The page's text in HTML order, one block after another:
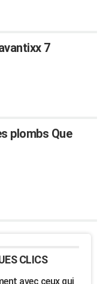
7
plombs Que
CLICS
avec ceux qui